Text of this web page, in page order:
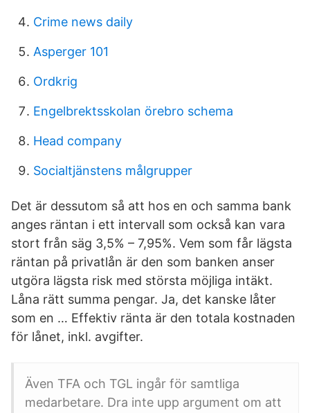
Crime news daily
Asperger 101
Ordkrig
Engelbrektsskolan örebro schema
Head company
Socialtjänstens målgrupper
Det är dessutom så att hos en och samma bank
anges räntan i ett intervall som också kan vara
stort från säg 3,5% – 7,95%. Vem som får lägsta
räntan på privatlån är den som banken anser
utgöra lägsta risk med största möjliga intäkt.
Låna rätt summa pengar. Ja, det kanske låter
som en … Effektiv ränta är den totala kostnaden
för lånet, inkl. avgifter.
Även TFA och TGL ingår för samtliga
medarbetare. Dra inte upp argument om att